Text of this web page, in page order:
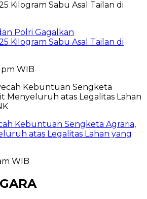
Polri Gagalkan
Kilogram Sabu Asal Tailan di
pm WIB
Kebuntuan Sengketa Agraria,
atas Legalitas Lahan yang
WIB